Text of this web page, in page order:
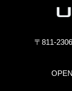
〒811-